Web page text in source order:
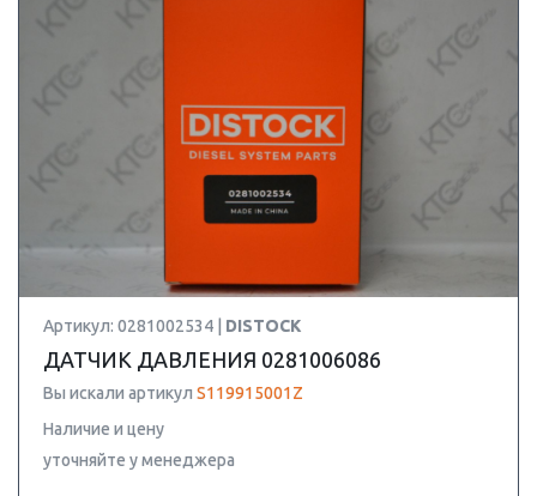
Артикул: 0281002534 | DISTOCK
ДАТЧИК ДАВЛЕНИЯ 0281006086
Вы искали артикул S119915001Z
Наличие и цену
уточняйте у менеджера